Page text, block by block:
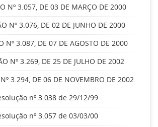
Nº 3.057, DE 03 DE MARÇO DE 2000
Nº 3.076, DE 02 DE JUNHO DE 2000
Nº 3.087, DE 07 DE AGOSTO DE 2000
Nº 3.269, DE 25 DE JULHO DE 2002
3.294, DE 06 DE NOVEMBRO DE 2002
nº 3.038 de 29/12/99
nº 3.057 de 03/03/00